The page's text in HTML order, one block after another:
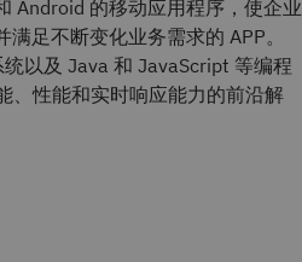
Android 的移动应用程序，使企业
足不断变化业务需求的 APP。
以及 Java 和 JavaScript 等编程
、性能和实时响应能力的前沿解